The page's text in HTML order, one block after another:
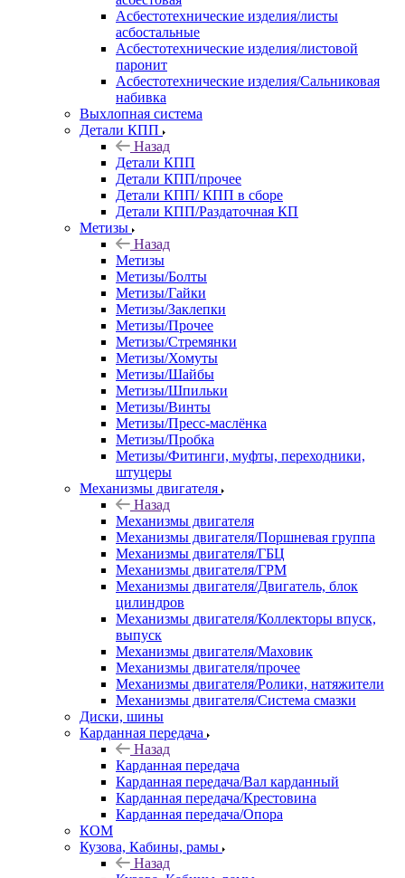
Асбестотехнические изделия/листы
асбостальные
Асбестотехнические изделия/листовой
паронит
Асбестотехнические изделия/Сальниковая
набивка
Выхлопная система
Детали КПП
Назад
Детали КПП
Детали КПП/прочее
Детали КПП/ КПП в сборе
Детали КПП/Раздаточная КП
Метизы
Назад
Метизы
Метизы/Болты
Метизы/Гайки
Метизы/Заклепки
Метизы/Прочее
Метизы/Стремянки
Метизы/Хомуты
Метизы/Шайбы
Метизы/Шпильки
Метизы/Винты
Метизы/Пресс-маслёнка
Метизы/Пробка
Метизы/Фитинги, муфты, переходники,
штуцеры
Механизмы двигателя
Назад
Механизмы двигателя
Механизмы двигателя/Поршневая группа
Механизмы двигателя/ГБЦ
Механизмы двигателя/ГРМ
Механизмы двигателя/Двигатель, блок
цилиндров
Механизмы двигателя/Коллекторы впуск,
выпуск
Механизмы двигателя/Маховик
Механизмы двигателя/прочее
Механизмы двигателя/Ролики, натяжители
Механизмы двигателя/Система смазки
Диски, шины
Карданная передача
Назад
Карданная передача
Карданная передача/Вал карданный
Карданная передача/Крестовина
Карданная передача/Опора
КОМ
Кузова, Кабины, рамы
Назад